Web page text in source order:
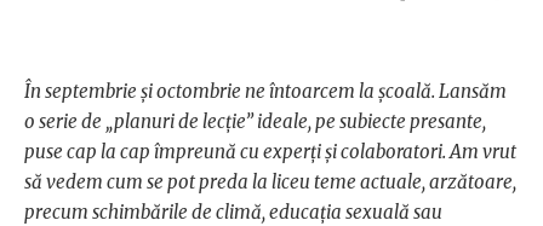
În septembrie și octombrie ne întoarcem la școală. Lansăm
o serie de „planuri de lecție” ideale, pe subiecte presante,
puse cap la cap împreună cu experți și colaboratori. Am vrut
să vedem cum se pot preda la liceu teme actuale, arzătoare,
precum schimbările de climă, educația sexuală sau